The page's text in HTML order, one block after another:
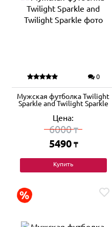
0
Мужская футболка Twilight
Sparkle and Twilight Sparkle
Цена:
6000₸
5490 ₸
Купить